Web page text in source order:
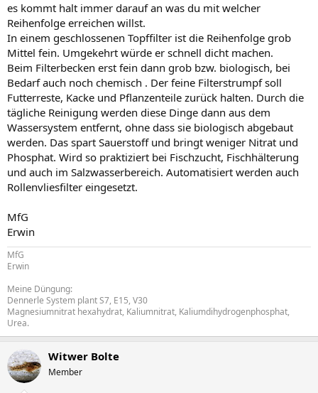
es kommt halt immer darauf an was du mit welcher
Reihenfolge erreichen willst.
In einem geschlossenen Topffilter ist die Reihenfolge grob
Mittel fein. Umgekehrt würde er schnell dicht machen.
Beim Filterbecken erst fein dann grob bzw. biologisch, bei
Bedarf auch noch chemisch . Der feine Filterstrumpf soll
Futterreste, Kacke und Pflanzenteile zurück halten. Durch die
tägliche Reinigung werden diese Dinge dann aus dem
Wassersystem entfernt, ohne dass sie biologisch abgebaut
werden. Das spart Sauerstoff und bringt weniger Nitrat und
Phosphat. Wird so praktiziert bei Fischzucht, Fischhälterung
und auch im Salzwasserbereich. Automatisiert werden auch
Rollenvliesfilter eingesetzt.
MfG
Erwin
MfG
Erwin
Meine Düngung:
Dennerle System plant S7, E15, V30
Magnesiumnitrat hexahydrat, Kaliumnitrat, Kaliumdihydrogenphosphat,
Urea.
Witwer Bolte
Member